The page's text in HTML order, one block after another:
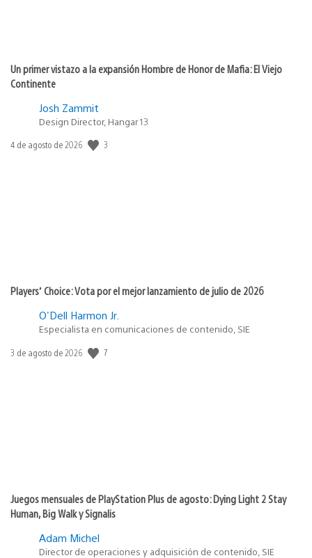
Un primer vistazo a la expansión Hombre de Honor de Mafia: El Viejo
Continente
Josh Zammit
Design Director, Hangar 13
Fecha
4 de agosto de 2026 3
Players’ Choice: Vota por el mejor lanzamiento de julio de 2026
O'Dell Harmon Jr.
Especialista en comunicaciones de contenido, SIE
Fecha
3 de agosto de 2026 7
Juegos mensuales de PlayStation Plus de agosto: Dying Light 2 Stay
Human, Big Walk y Signalis
Adam Michel
Director de operaciones y adquisición de contenido, SIE